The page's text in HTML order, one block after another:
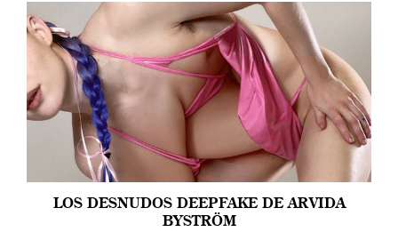
LOS DESNUDOS DEEPFAKE DE ARVIDA
BYSTRÖM